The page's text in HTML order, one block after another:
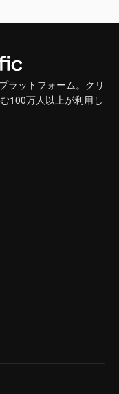
ラットフォーム。クリ
100万人以上が利用し